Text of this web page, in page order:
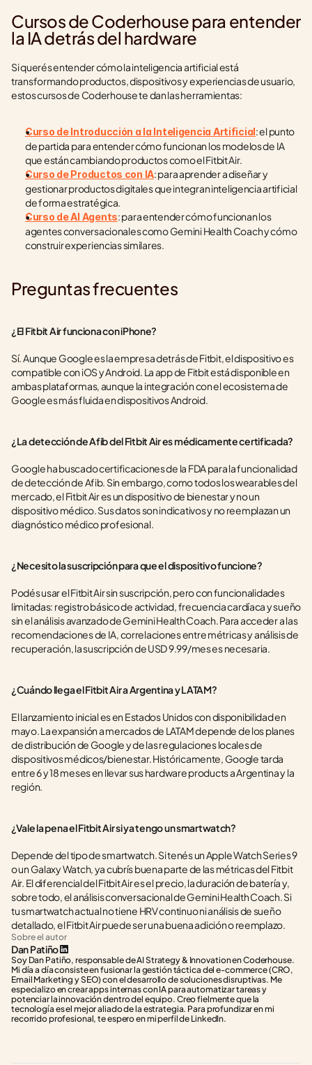
Cursos de Coderhouse para entender
la IA detrás del hardware
Si querés entender cómo la inteligencia artificial está
transformando productos, dispositivos y experiencias de usuario,
estos cursos de Coderhouse te dan las herramientas:
Curso de Introducción a la Inteligencia Artificial: el punto
de partida para entender cómo funcionan los modelos de IA
que están cambiando productos como el Fitbit Air.
Curso de Productos con IA: para aprender a diseñar y
gestionar productos digitales que integran inteligencia artificial
de forma estratégica.
Curso de AI Agents: para entender cómo funcionan los
agentes conversacionales como Gemini Health Coach y cómo
construir experiencias similares.
Preguntas frecuentes
¿El Fitbit Air funciona con iPhone?
Sí. Aunque Google es la empresa detrás de Fitbit, el dispositivo es
compatible con iOS y Android. La app de Fitbit está disponible en
ambas plataformas, aunque la integración con el ecosistema de
Google es más fluida en dispositivos Android.
¿La detección de Afib del Fitbit Air es médicamente certificada?
Google ha buscado certificaciones de la FDA para la funcionalidad
de detección de Afib. Sin embargo, como todos los wearables del
mercado, el Fitbit Air es un dispositivo de bienestar y no un
dispositivo médico. Sus datos son indicativos y no reemplazan un
diagnóstico médico profesional.
¿Necesito la suscripción para que el dispositivo funcione?
Podés usar el Fitbit Air sin suscripción, pero con funcionalidades
limitadas: registro básico de actividad, frecuencia cardíaca y sueño
sin el análisis avanzado de Gemini Health Coach. Para acceder a las
recomendaciones de IA, correlaciones entre métricas y análisis de
recuperación, la suscripción de USD 9.99/mes es necesaria.
¿Cuándo llega el Fitbit Air a Argentina y LATAM?
El lanzamiento inicial es en Estados Unidos con disponibilidad en
mayo. La expansión a mercados de LATAM depende de los planes
de distribución de Google y de las regulaciones locales de
dispositivos médicos/bienestar. Históricamente, Google tarda
entre 6 y 18 meses en llevar sus hardware products a Argentina y la
región.
¿Vale la pena el Fitbit Air si ya tengo un smartwatch?
Depende del tipo de smartwatch. Si tenés un Apple Watch Series 9
o un Galaxy Watch, ya cubrís buena parte de las métricas del Fitbit
Air. El diferencial del Fitbit Air es el precio, la duración de batería y,
sobre todo, el análisis conversacional de Gemini Health Coach. Si
tu smartwatch actual no tiene HRV continuo ni análisis de sueño
detallado, el Fitbit Air puede ser una buena adición o reemplazo.
Sobre el autor
Dan Patiño
Soy Dan Patiño, responsable de AI Strategy & Innovation en Coderhouse.
Mi día a día consiste en fusionar la gestión táctica del e-commerce (CRO,
Email Marketing y SEO) con el desarrollo de soluciones disruptivas. Me
especializo en crear apps internas con IA para automatizar tareas y
potenciar la innovación dentro del equipo. Creo fielmente que la
tecnología es el mejor aliado de la estrategia. Para profundizar en mi
recorrido profesional, te espero en mi perfil de LinkedIn.